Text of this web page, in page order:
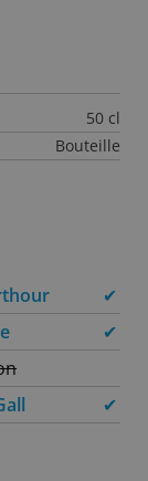
50 cl
Bouteille
✔
✔
✔